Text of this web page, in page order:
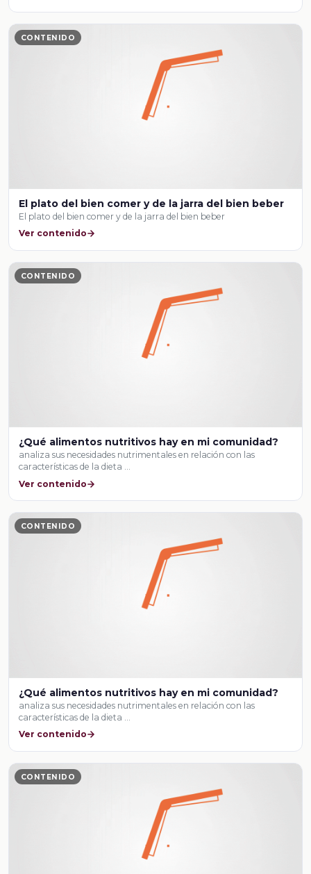
CONTENIDO
El plato del bien comer y de la jarra del bien beber
El plato del bien comer y de la jarra del bien beber
Ver contenido
CONTENIDO
¿Qué alimentos nutritivos hay en mi comunidad?
analiza sus necesidades nutrimentales en relación con las
características de la dieta …
Ver contenido
CONTENIDO
¿Qué alimentos nutritivos hay en mi comunidad?
analiza sus necesidades nutrimentales en relación con las
características de la dieta …
Ver contenido
CONTENIDO